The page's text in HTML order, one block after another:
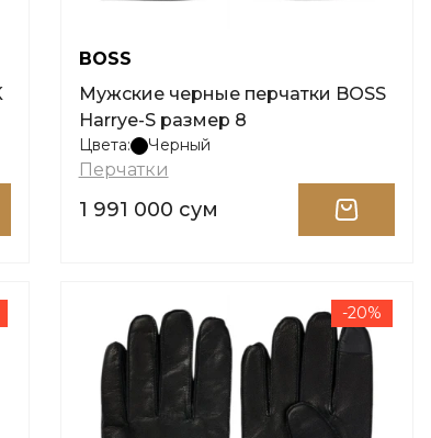
BOSS
Мужские черные перчатки BOSS
Harrye-S размер 8
Цвета: Черный
Перчатки
1 991 000 сум
-20%